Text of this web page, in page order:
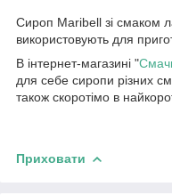
Сироп Maribell зі смаком
використовують для
В інтернет-магазині "
для себе сиропи різних
також скоротімо в
Приховати